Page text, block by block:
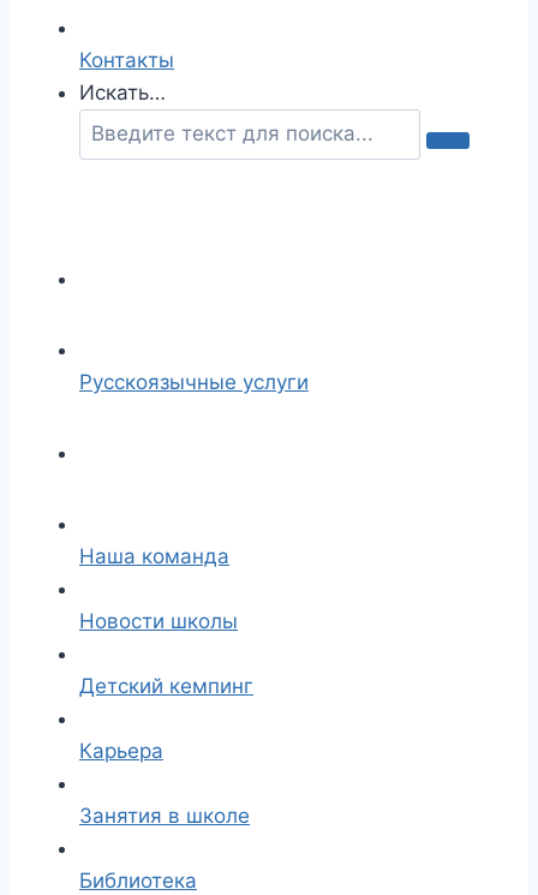
Контакты
Искать…
Русскоязычные услуги
Наша команда
Новости школы
Детский кемпинг
Карьера
Занятия в школе
Библиотека